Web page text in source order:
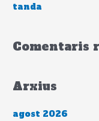
tanda
Comentaris
Arxius
agost 2026